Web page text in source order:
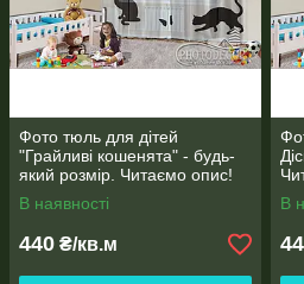
Фото тюль для дітей
"Грайливі кошенята" - будь-
який розмір. Читаємо опис!
В наявності
440 ₴/кв.м
В